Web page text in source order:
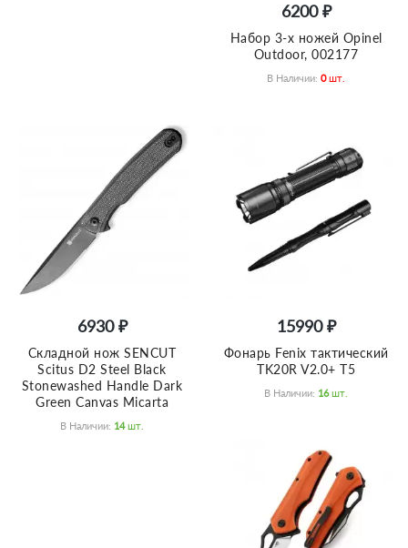
6200 ₽
Набор 3-x ножей Opinel
Outdoor, 002177
В Наличии: 0 Шт.
6930 ₽
Складной нож SENCUT
Scitus D2 Steel Black
Stonewashed Handle Dark
Green Canvas Micarta
В Наличии: 14 Шт.
15990 ₽
Фонарь Fenix тактический
TK20R V2.0+ T5
В Наличии: 16 Шт.